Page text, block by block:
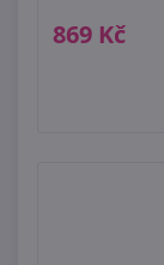
869 Kč